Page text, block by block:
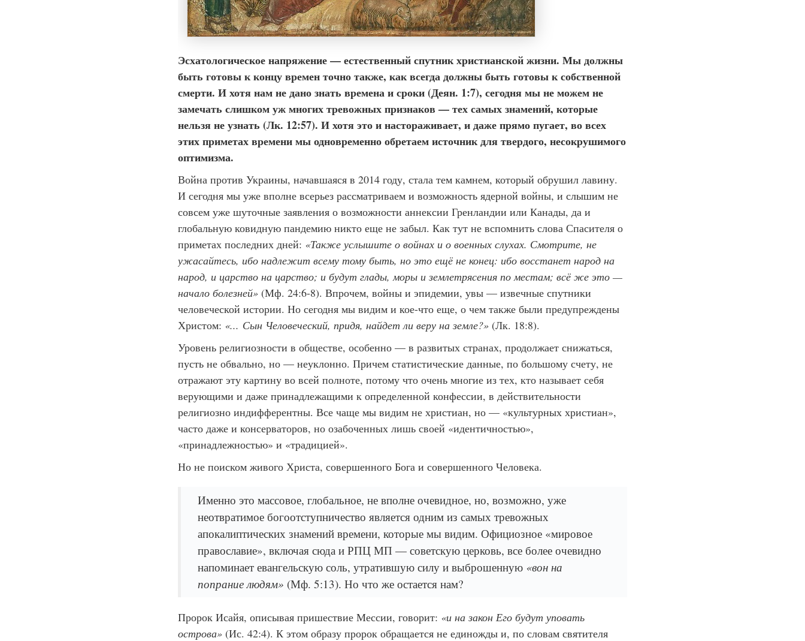
Эсхатологическое напряжение — естественный спутник христианской жизни. Мы должны
быть готовы к концу времен точно также, как всегда должны быть готовы к собственной
смерти. И хотя нам не дано знать времена и сроки (Деян. 1:7), сегодня мы не можем не
замечать слишком уж многих тревожных признаков — тех самых знамений, которые
нельзя не узнать (Лк. 12:57). И хотя это и настораживает, и даже прямо пугает, во всех
этих приметах времени мы одновременно обретаем источник для твердого, несокрушимого
оптимизма.
Война против Украины, начавшаяся в 2014 году, стала тем камнем, который обрушил лавину.
И сегодня мы уже вполне всерьез рассматриваем и возможность ядерной войны, и слышим не
совсем уже шуточные заявления о возможности аннексии Гренландии или Канады, да и
глобальную ковидную пандемию никто еще не забыл. Как тут не вспомнить слова Спасителя о
приметах последних дней: «Также услышите о войнах и о военных слухах. Смотрите, не
ужасайтесь, ибо надлежит всему тому быть, но это ещё не конец: ибо восстанет народ на
народ, и царство на царство; и будут глады, моры и землетрясения по местам; всё же это —
начало болезней» (Мф. 24:6-8). Впрочем, войны и эпидемии, увы — извечные спутники
человеческой истории. Но сегодня мы видим и кое-что еще, о чем также были предупреждены
Христом: «... Сын Человеческий, придя, найдет ли веру на земле?» (Лк. 18:8).
Уровень религиозности в обществе, особенно — в развитых странах, продолжает снижаться,
пусть не обвально, но — неуклонно. Причем статистические данные, по большому счету, не
отражают эту картину во всей полноте, потому что очень многие из тех, кто называет себя
верующими и даже принадлежащими к определенной конфессии, в действительности
религиозно индифферентны. Все чаще мы видим не христиан, но — «культурных христиан»,
часто даже и консерваторов, но озабоченных лишь своей «идентичностью»,
«принадлежностью» и «традицией».
Но не поиском живого Христа, совершенного Бога и совершенного Человека.
Именно это массовое, глобальное, не вполне очевидное, но, возможно, уже
неотвратимое богоотступничество является одним из самых тревожных
апокалиптических знамений времени, которые мы видим. Официозное «мировое
православие», включая сюда и РПЦ МП — советскую церковь, все более очевидно
напоминает евангельскую соль, утратившую силу и выброшенную «вон на
попрание людям» (Мф. 5:13). Но что же остается нам?
Пророк Исайя, описывая пришествие Мессии, говорит: «и на закон Его будут уповать
острова» (Ис. 42:4). К этом образу пророк обращается не единожды и, по словам святителя